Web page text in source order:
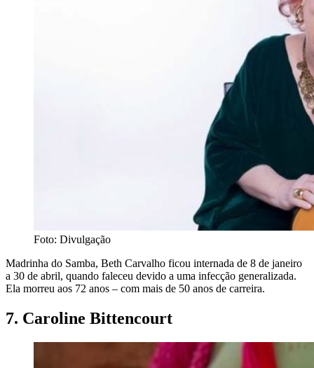
Foto: Divulgação
Madrinha do Samba, Beth Carvalho ficou internada de 8 de janeiro
a 30 de abril, quando faleceu devido a uma infecção generalizada.
Ela morreu aos 72 anos – com mais de 50 anos de carreira.
7. Caroline Bittencourt